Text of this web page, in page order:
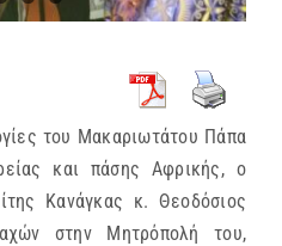
του Μακαριωτάτου Πάπα
και πάσης Αφρικής, ο
Κανάγκας κ. Θεοδόσιος
στην Μητρόπολή του,